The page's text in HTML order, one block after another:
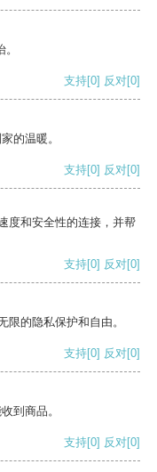
支持[0] 反对[0]
的温暖。
支持[0] 反对[0]
度和安全性的连接，并帮
支持[0] 反对[0]
的隐私保护和自由。
支持[0] 反对[0]
到商品。
支持[0] 反对[0]